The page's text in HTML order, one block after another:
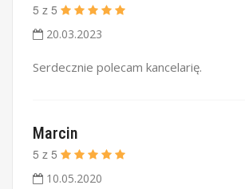
5 z 5
20.03.2023
Serdecznie polecam kancelarię.
Marcin
5 z 5
10.05.2020